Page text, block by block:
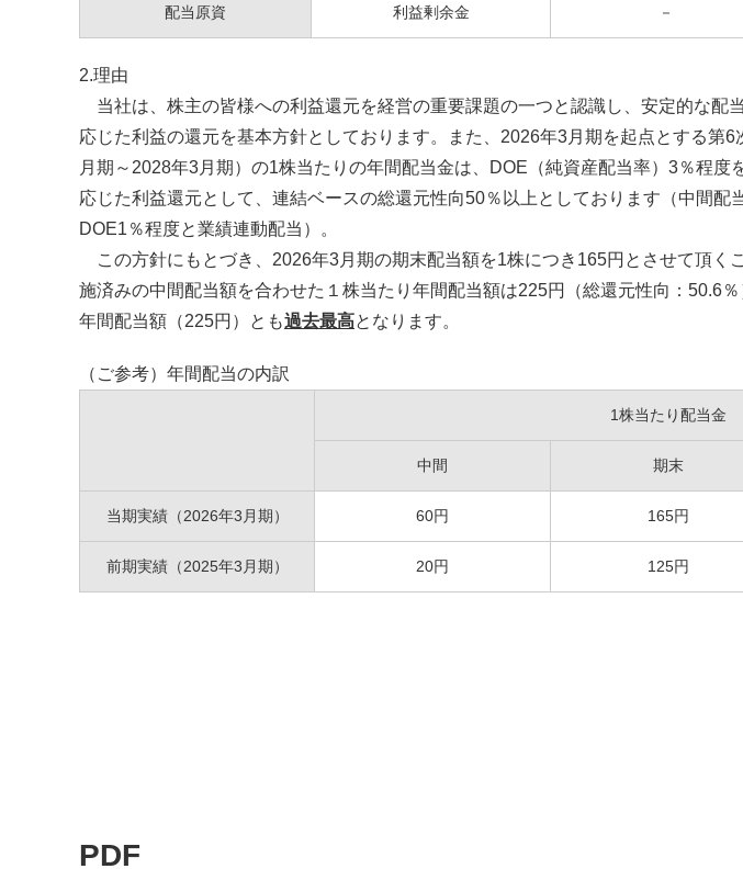
配当原資 利益剰余金 －
2.理由
当社は、株主の皆様への利益還元を経営の重要課題の一つと認識し、安定的な配
応じた利益の還元を基本方針としております。また、2026年3月期を起点とする第
月期～2028年3月期）の1株当たりの年間配当金は、DOE（純資産配当率）3％程度
応じた利益還元として、連結ベースの総還元性向50％以上としております（中間配
DOE1％程度と業績連動配当）。
この方針にもとづき、2026年3月期の期末配当額を1株につき165円とさせて頂く
施済みの中間配当額を合わせた１株当たり年間配当額は225円（総還元性向：50.6％
年間配当額（225円）とも過去最高となります。
（ご参考）年間配当の内訳
1株当たり配当金
中間 期末
当期実績（2026年3月期） 60円 165円
前期実績（2025年3月期） 20円 125円
PDF